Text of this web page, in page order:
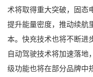
术将取得重大突破，固态
提升能量密度，推动续航
本。快充技术也将不断进
自动驾驶技术将加速落地
级功能也将在部分品牌中